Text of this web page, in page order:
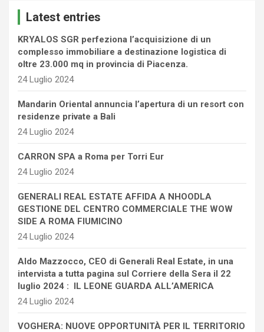
Latest entries
KRYALOS SGR perfeziona l’acquisizione di un
complesso immobiliare a destinazione logistica di
oltre 23.000 mq in provincia di Piacenza.
24 Luglio 2024
Mandarin Oriental annuncia l’apertura di un resort con
residenze private a Bali
24 Luglio 2024
CARRON SPA a Roma per Torri Eur
24 Luglio 2024
GENERALI REAL ESTATE AFFIDA A NHOODLA
GESTIONE DEL CENTRO COMMERCIALE THE WOW
SIDE A ROMA FIUMICINO
24 Luglio 2024
Aldo Mazzocco, CEO di Generali Real Estate, in una
intervista a tutta pagina sul Corriere della Sera il 22
luglio 2024 : IL LEONE GUARDA ALL’AMERICA
24 Luglio 2024
VOGHERA: NUOVE OPPORTUNITÀ PER IL TERRITORIO